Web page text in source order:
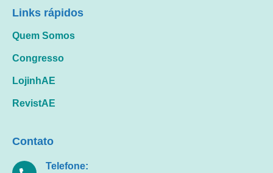
Links rápidos
Quem Somos
Congresso
LojinhAE
RevistAE
Contato
Telefone: